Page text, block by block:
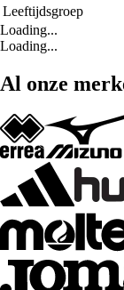
Leeftijdsgroep
Loading...
Loading...
Al onze